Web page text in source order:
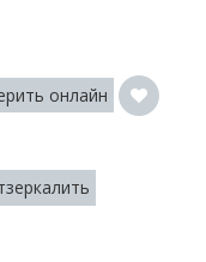
онлайн